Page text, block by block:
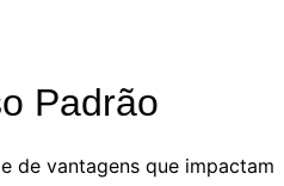
Padrão
de vantagens que impactam